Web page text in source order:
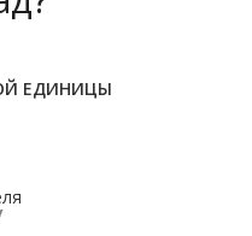
ЕДИНИЦЫ